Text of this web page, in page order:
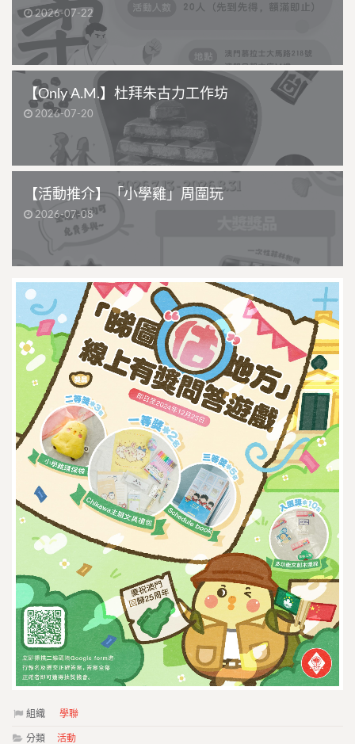
2026-07-22
【Only A.M.】杜拜朱古力工作坊
2026-07-20
【活動推介】「小學雞」周圍玩
2026-07-08
組織 學聯
分類 活動